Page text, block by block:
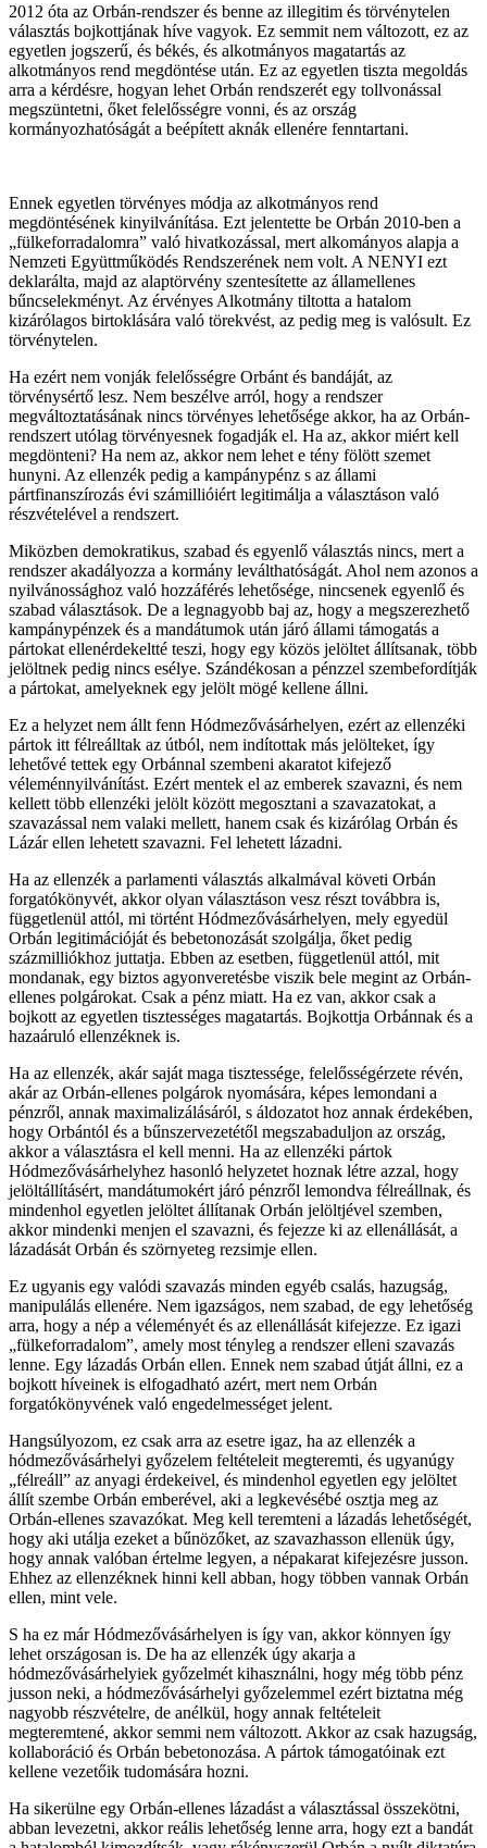
2012 óta az Orbán-rendszer és benne az illegitim és törvénytelen
választás bojkottjának híve vagyok. Ez semmit nem változott, ez az
egyetlen jogszerű, és békés, és alkotmányos magatartás az
alkotmányos rend megdöntése után. Ez az egyetlen tiszta megoldás
arra a kérdésre, hogyan lehet Orbán rendszerét egy tollvonással
megszüntetni, őket felelősségre vonni, és az ország
kormányozhatóságát a beépített aknák ellenére fenntartani.
Ennek egyetlen törvényes módja az alkotmányos rend
megdöntésének kinyilvánítása. Ezt jelentette be Orbán 2010-ben a
„fülkeforradalomra” való hivatkozással, mert alkományos alapja a
Nemzeti Együttműködés Rendszerének nem volt. A NENYI ezt
deklarálta, majd az alaptörvény szentesítette az államellenes
bűncselekményt. Az érvényes Alkotmány tiltotta a hatalom
kizárólagos birtoklására való törekvést, az pedig meg is valósult. Ez
törvénytelen.
Ha ezért nem vonják felelősségre Orbánt és bandáját, az
törvénysértő lesz. Nem beszélve arról, hogy a rendszer
megváltoztatásának nincs törvényes lehetősége akkor, ha az Orbán-
rendszert utólag törvényesnek fogadják el. Ha az, akkor miért kell
megdönteni? Ha nem az, akkor nem lehet e tény fölött szemet
hunyni. Az ellenzék pedig a kampánypénz s az állami
pártfinanszírozás évi számillióiért legitimálja a választáson való
részvételével a rendszert.
Miközben demokratikus, szabad és egyenlő választás nincs, mert a
rendszer akadályozza a kormány leválthatóságát. Ahol nem azonos a
nyilvánossághoz való hozzáférés lehetősége, nincsenek egyenlő és
szabad választások. De a legnagyobb baj az, hogy a megszerezhető
kampánypénzek és a mandátumok után járó állami támogatás a
pártokat ellenérdekeltté teszi, hogy egy közös jelöltet állítsanak, több
jelöltnek pedig nincs esélye. Szándékosan a pénzzel szembefordítják
a pártokat, amelyeknek egy jelölt mögé kellene állni.
Ez a helyzet nem állt fenn Hódmezővásárhelyen, ezért az ellenzéki
pártok itt félreálltak az útból, nem indítottak más jelölteket, így
lehetővé tettek egy Orbánnal szembeni akaratot kifejező
véleménnyilvánítást. Ezért mentek el az emberek szavazni, és nem
kellett több ellenzéki jelölt között megosztani a szavazatokat, a
szavazással nem valaki mellett, hanem csak és kizárólag Orbán és
Lázár ellen lehetett szavazni. Fel lehetett lázadni.
Ha az ellenzék a parlamenti választás alkalmával követi Orbán
forgatókönyvét, akkor olyan választáson vesz részt továbbra is,
függetlenül attól, mi történt Hódmezővásárhelyen, mely egyedül
Orbán legitimációját és bebetonozását szolgálja, őket pedig
százmilliókhoz juttatja. Ebben az esetben, függetlenül attól, mit
mondanak, egy biztos agyonveretésbe viszik bele megint az Orbán-
ellenes polgárokat. Csak a pénz miatt. Ha ez van, akkor csak a
bojkott az egyetlen tisztességes magatartás. Bojkottja Orbánnak és a
hazaáruló ellenzéknek is.
Ha az ellenzék, akár saját maga tisztessége, felelősségérzete révén,
akár az Orbán-ellenes polgárok nyomására, képes lemondani a
pénzről, annak maximalizálásáról, s áldozatot hoz annak érdekében,
hogy Orbántól és a bűnszervezetétől megszabaduljon az ország,
akkor a választásra el kell menni. Ha az ellenzéki pártok
Hódmezővásárhelyhez hasonló helyzetet hoznak létre azzal, hogy
jelöltállításért, mandátumokért járó pénzről lemondva félreállnak, és
mindenhol egyetlen jelöltet állítanak Orbán jelöltjével szemben,
akkor mindenki menjen el szavazni, és fejezze ki az ellenállását, a
lázadását Orbán és szörnyeteg rezsimje ellen.
Ez ugyanis egy valódi szavazás minden egyéb csalás, hazugság,
manipulálás ellenére. Nem igazságos, nem szabad, de egy lehetőség
arra, hogy a nép a véleményét és az ellenállását kifejezze. Ez igazi
„fülkeforradalom”, amely most tényleg a rendszer elleni szavazás
lenne. Egy lázadás Orbán ellen. Ennek nem szabad útját állni, ez a
bojkott híveinek is elfogadható azért, mert nem Orbán
forgatókönyvének való engedelmességet jelent.
Hangsúlyozom, ez csak arra az esetre igaz, ha az ellenzék a
hódmezővásárhelyi győzelem feltételeit megteremti, és ugyanúgy
„félreáll” az anyagi érdekeivel, és mindenhol egyetlen egy jelöltet
állít szembe Orbán emberével, aki a legkevésébé osztja meg az
Orbán-ellenes szavazókat. Meg kell teremteni a lázadás lehetőségét,
hogy aki utálja ezeket a bűnözőket, az szavazhasson ellenük úgy,
hogy annak valóban értelme legyen, a népakarat kifejezésre jusson.
Ehhez az ellenzéknek hinni kell abban, hogy többen vannak Orbán
ellen, mint vele.
S ha ez már Hódmezővásárhelyen is így van, akkor könnyen így
lehet országosan is. De ha az ellenzék úgy akarja a
hódmezővásárhelyiek győzelmét kihasználni, hogy még több pénz
jusson neki, a hódmezővásárhelyi győzelemmel ezért biztatna még
nagyobb részvételre, de anélkül, hogy annak feltételeit
megteremtené, akkor semmi nem változott. Akkor az csak hazugság,
kollaboráció és Orbán bebetonozása. A pártok támogatóinak ezt
kellene vezetőik tudomására hozni.
Ha sikerülne egy Orbán-ellenes lázadást a választással összekötni,
abban levezetni, akkor reális lehetőség lenne arra, hogy ezt a bandát